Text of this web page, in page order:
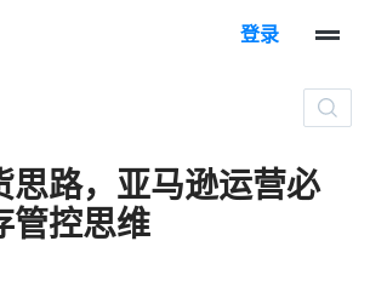
登录
思路，亚马逊运营必
管控思维